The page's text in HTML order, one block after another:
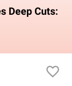
Deep Cuts: